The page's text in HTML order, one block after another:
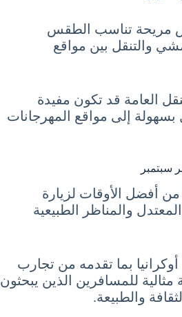
مريحة تناسب الطقس
والتنقل بين مواقع
العامة قد تكون مفيدة
إلى مواقع المهرجانات
سبتمبر
أفضل الأوقات لزيارة
والمناظر الطبيعية
بما تقدمه من تجارب
مثالية للمسافرين الذين يبحثون
والطبيعة.